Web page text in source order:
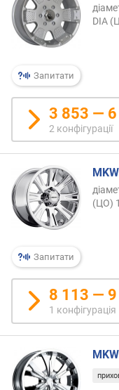
м
м
)
Запитати
DIA
3 853 —
2 конфігурації
Запитати
(ЦО)
8 113 —
1 конфігурація